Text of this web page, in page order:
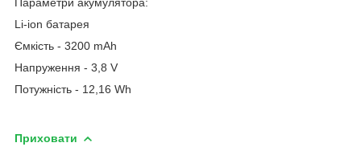
Li-ion батарея
Ємкість - 3200 mAh
Напруження - 3,8 V
Потужність - 12,16 Wh
Приховати